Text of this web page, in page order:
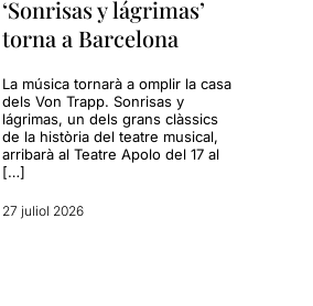
‘Sonrisas y lágrimas’
torna a Barcelona
La música tornarà a omplir la casa
dels Von Trapp. Sonrisas y
lágrimas, un dels grans clàssics
de la història del teatre musical,
arribarà al Teatre Apolo del 17 al
[…]
27 juliol 2026